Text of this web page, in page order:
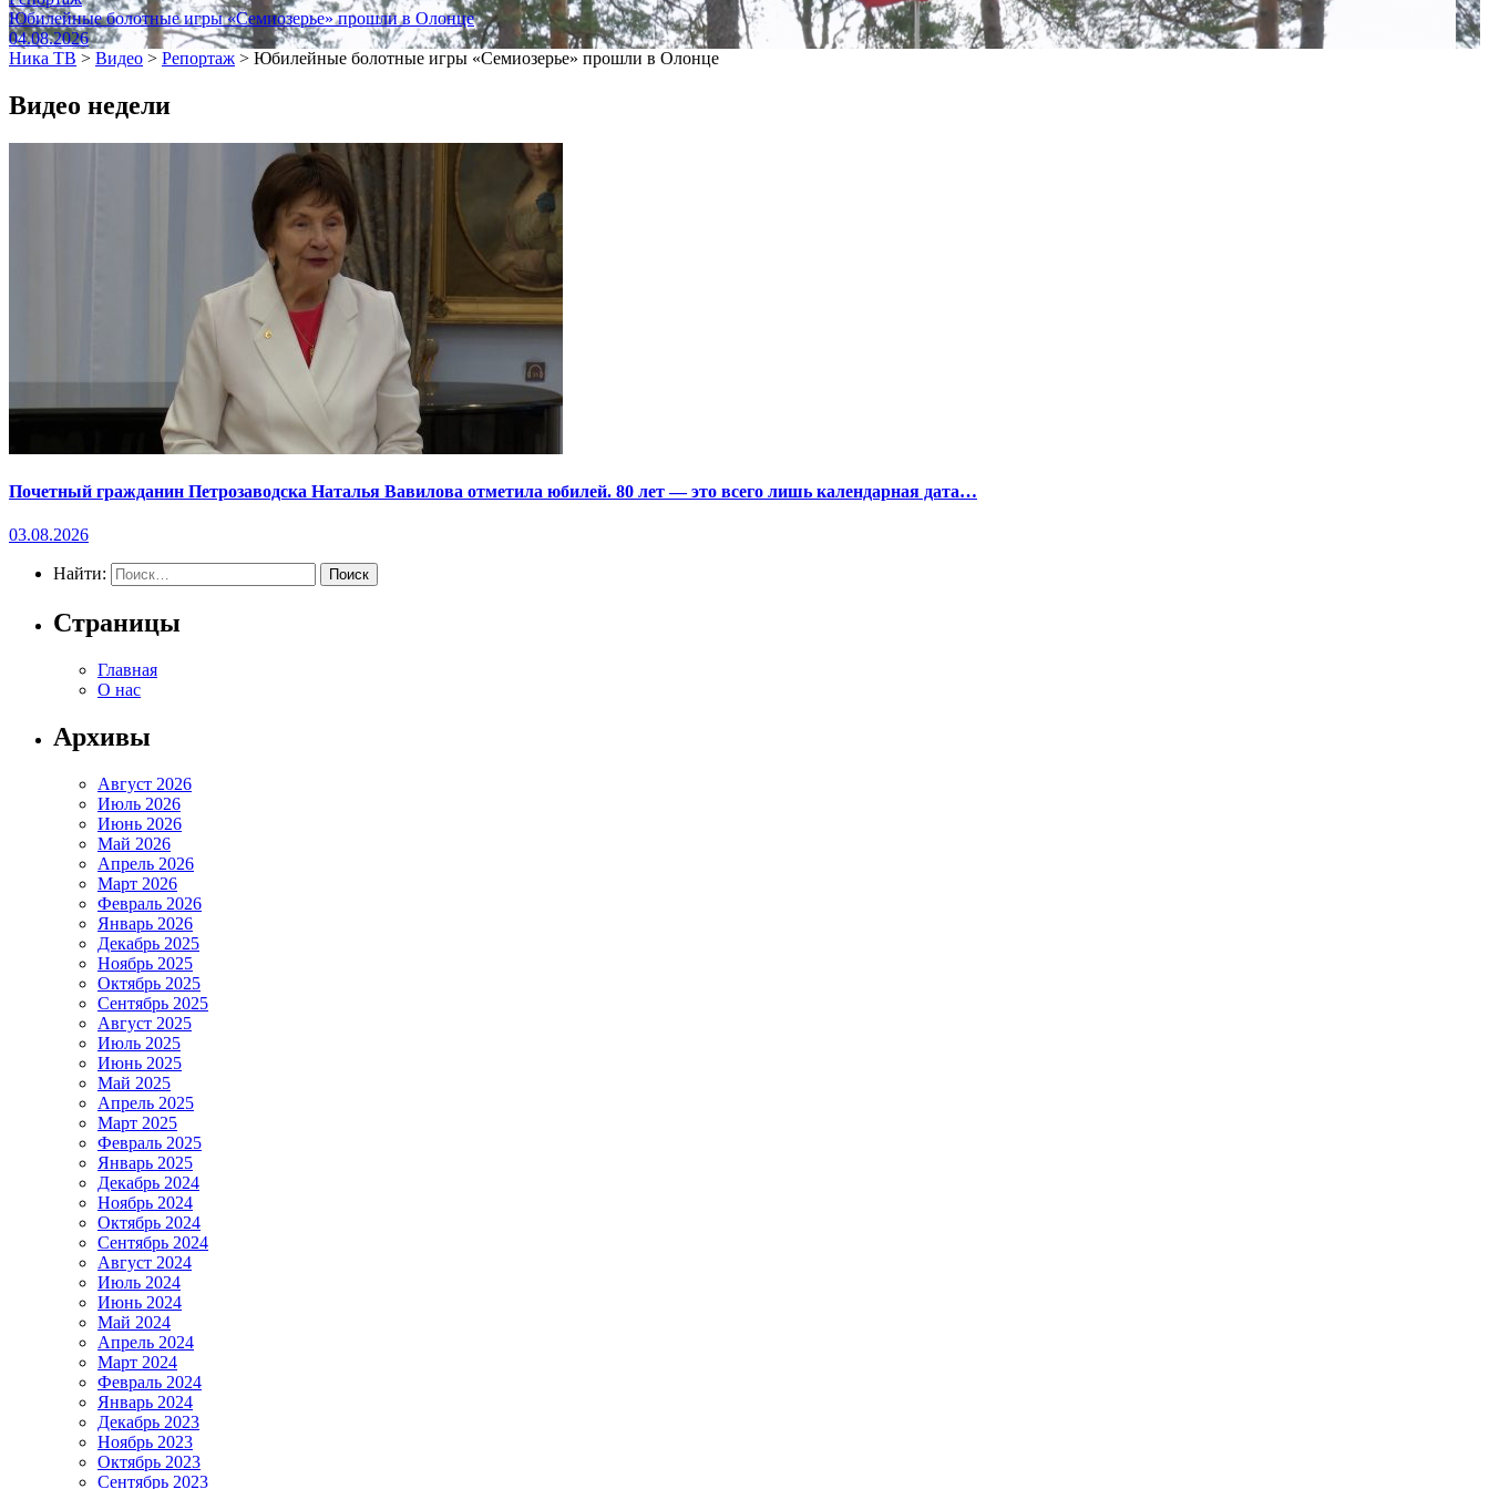
Юбилейные болотные игры «Семиозерье» прошли в Олонце
04.08.2026
Ника ТВ > Видео > Репортаж > Юбилейные болотные игры «Семиозерье» прошли в Олонце
Видео недели
Почетный гражданин Петрозаводска Наталья Вавилова отметила юбилей. 80 лет — это всего лишь календарная дата…
03.08.2026
Найти:
Страницы
Главная
О нас
Архивы
Август 2026
Июль 2026
Июнь 2026
Май 2026
Апрель 2026
Март 2026
Февраль 2026
Январь 2026
Декабрь 2025
Ноябрь 2025
Октябрь 2025
Сентябрь 2025
Август 2025
Июль 2025
Июнь 2025
Май 2025
Апрель 2025
Март 2025
Февраль 2025
Январь 2025
Декабрь 2024
Ноябрь 2024
Октябрь 2024
Сентябрь 2024
Август 2024
Июль 2024
Июнь 2024
Май 2024
Апрель 2024
Март 2024
Февраль 2024
Январь 2024
Декабрь 2023
Ноябрь 2023
Октябрь 2023
Сентябрь 2023